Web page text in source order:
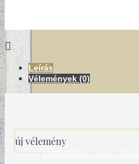
ELEMENTAL COLLECTION
Leírás
Vélemények (0)
új vélemény